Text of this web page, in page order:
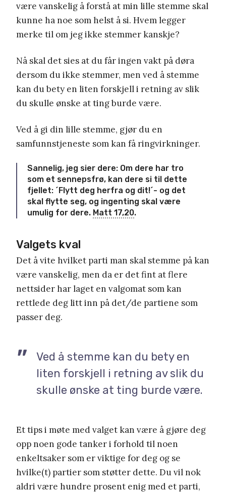
være vanskelig å forstå at min lille stemme skal
kunne ha noe som helst å si. Hvem legger
merke til om jeg ikke stemmer kanskje?
Nå skal det sies at du får ingen vakt på døra
dersom du ikke stemmer, men ved å stemme
kan du bety en liten forskjell i retning av slik
du skulle ønske at ting burde være.
Ved å gi din lille stemme, gjør du en
samfunnstjeneste som kan få ringvirkninger.
Sannelig, jeg sier dere: Om dere har tro
som et sennepsfrø, kan dere si til dette
fjellet: ´Flytt deg herfra og dit!´- og det
skal flytte seg, og ingenting skal være
umulig for dere. Matt 17,20.
Valgets kval
Det å vite hvilket parti man skal stemme på kan
være vanskelig, men da er det fint at flere
nettsider har laget en valgomat som kan
rettlede deg litt inn på det/de partiene som
passer deg.
Ved å stemme kan du bety en
liten forskjell i retning av slik du
skulle ønske at ting burde være.
Et tips i møte med valget kan være å gjøre deg
opp noen gode tanker i forhold til noen
enkeltsaker som er viktige for deg og se
hvilke(t) partier som støtter dette. Du vil nok
aldri være hundre prosent enig med et parti,